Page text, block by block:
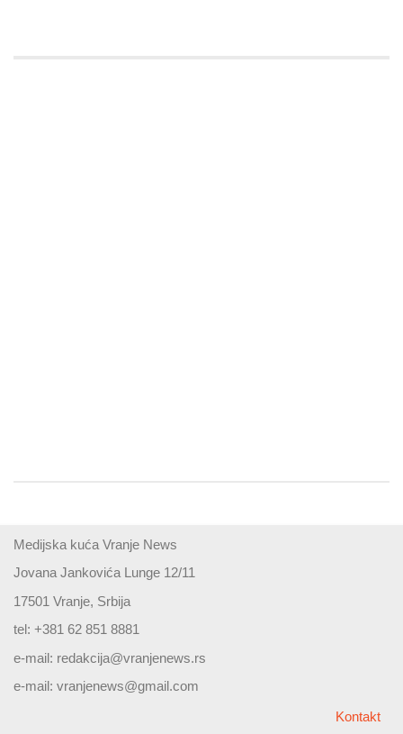
Medijska kuća Vranje News
Jovana Jankovića Lunge 12/11
17501 Vranje, Srbija
tel: +381 62 851 8881
e-mail: redakcija@vranjenews.rs
e-mail: vranjenews@gmail.com
Kontakt